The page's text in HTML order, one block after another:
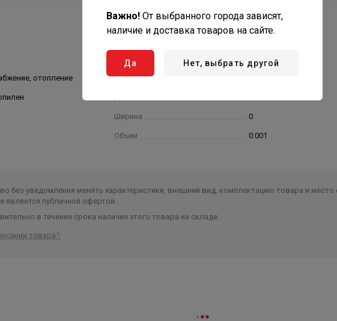
отопление Высота
Ширина 0
Объем 0.001
без уведомления менять характеристики, внешний вид, комплектацию товара и место
является публичной офертой.
в течение срока наличия этого товара на складе.
товара?
Важно! От выбранного города зависят,
наличие и доставка товаров на сайте.
Да Нет, выбрать другой